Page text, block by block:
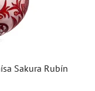
Sakura Rubín